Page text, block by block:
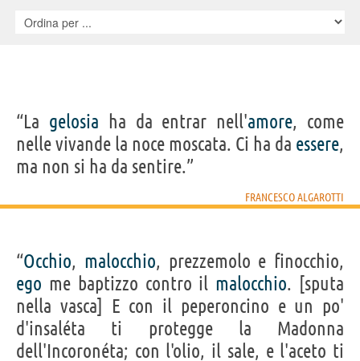
“La gelosia ha da entrar nell'amore, come
nelle vivande la noce moscata. Ci ha da essere,
ma non si ha da sentire.”
FRANCESCO ALGAROTTI
“Occhio, malocchio, prezzemolo e finocchio,
ego me baptizzo contro il malocchio. [sputa
nella vasca] E con il peperoncino e un po'
d'insaléta ti protegge la Madonna
dell'Incoronéta; con l'olio, il sale, e l'aceto ti